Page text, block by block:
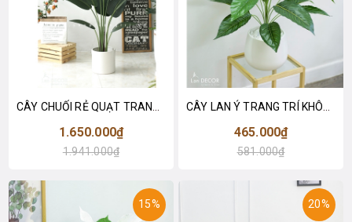
1.650.000₫
1.941.000₫
465.000₫
581.000₫
15% 20%